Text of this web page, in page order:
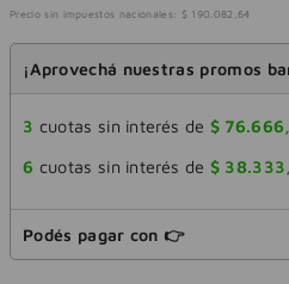
Precio sin impuestos nacionales: $ 190 .082 ,64
¡Aprovechá nuestras promos
3 cuotas sin interés de $ 76.666,
6 cuotas sin interés de $ 38.333,
Podés pagar con 👉